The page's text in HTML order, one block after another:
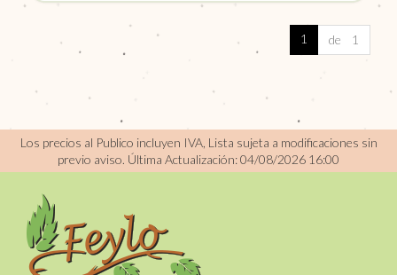
1 de 1
Los precios al Publico incluyen IVA, Lista sujeta a modificaciones sin
previo aviso. Última Actualización: 04/08/2026 16:00